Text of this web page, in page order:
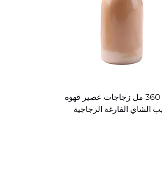
جملة 360 مل زجاجات عصير قهوة
الشاي الفارغة الزجاجية